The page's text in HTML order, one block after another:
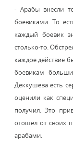
- Арабы внесли
боевиками. То
каждый боевик
столько-то.
каждое действие
боевикам
Деккушева есть
оценили как
получил. Это
отошел от своих
арабами.